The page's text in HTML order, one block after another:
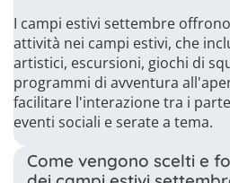
I campi estivi settembre
attività nei campi estivi, che
artistici, escursioni, giochi di
programmi di avventura
facilitare l'interazione tra i
eventi sociali e serate a tema.
Come vengono scelti e